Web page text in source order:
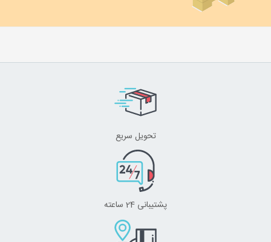
تحویل سریع
پشتیبانی 24 ساعته